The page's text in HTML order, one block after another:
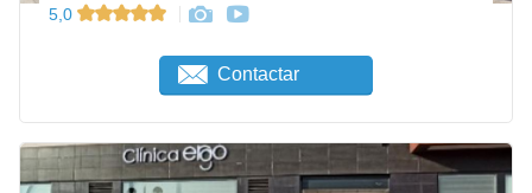
5,0
Contactar